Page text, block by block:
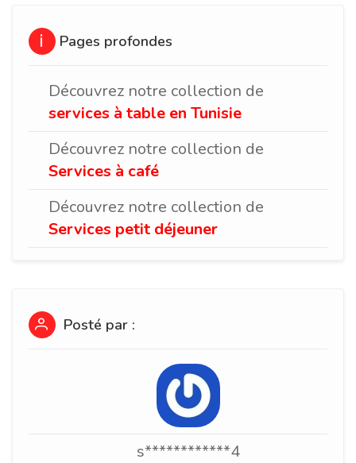
Pages profondes
Découvrez notre collection de
services à table en Tunisie
Découvrez notre collection de
Services à café
Découvrez notre collection de
Services petit déjeuner
Posté par :
s************4